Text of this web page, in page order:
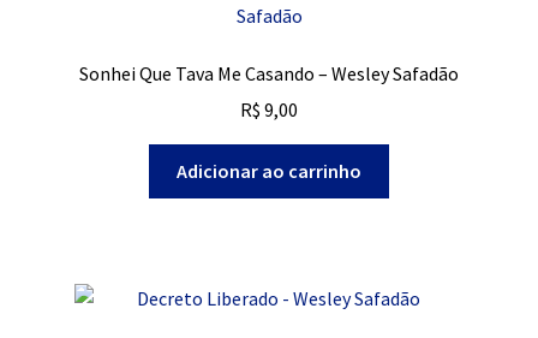
Sonhei Que Tava Me Casando – Wesley Safadão
R$ 9,00
Adicionar ao carrinho